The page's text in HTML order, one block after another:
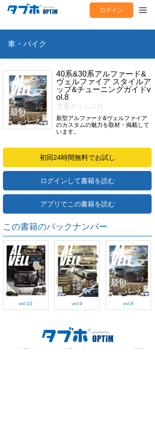
ログイン
車・バイク
40系&30系アルファード&
ヴェルファイア スタイルア
ップ&チューニングガイドv
ol.8
交通タイムス社
新型アルファード&ヴェルファイア
のカスタムの魅力を取材・掲載して
います。
初回24時間無料でお試し
ログインして書籍を読む
アプリでこの書籍を読む
この書籍のバックナンバー
vol.10 vol.9 vol.8
ご利用方法 対応デバイス
よくある質問